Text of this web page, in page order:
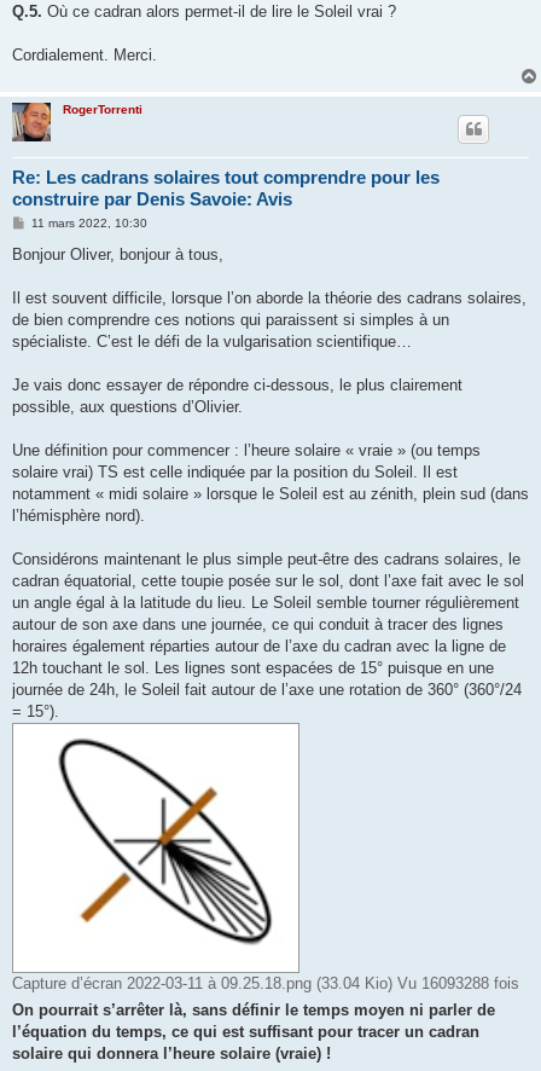
Q.5. Où ce cadran alors permet-il de lire le Soleil vrai ?
Cordialement. Merci.
RogerTorrenti
Re: Les cadrans solaires tout comprendre pour les
construire par Denis Savoie: Avis
M
s
g
11 mars 2022, 10:30
Bonjour Oliver, bonjour à tous,
Il est souvent difficile, lorsque l’on aborde la théorie des cadrans solaires,
de bien comprendre ces notions qui paraissent si simples à un
spécialiste. C’est le défi de la vulgarisation scientifique…
Je vais donc essayer de répondre ci-dessous, le plus clairement
possible, aux questions d’Olivier.
Une définition pour commencer : l’heure solaire « vraie » (ou temps
solaire vrai) TS est celle indiquée par la position du Soleil. Il est
notamment « midi solaire » lorsque le Soleil est au zénith, plein sud (dans
l’hémisphère nord).
Considérons maintenant le plus simple peut-être des cadrans solaires, le
cadran équatorial, cette toupie posée sur le sol, dont l’axe fait avec le sol
un angle égal à la latitude du lieu. Le Soleil semble tourner régulièrement
autour de son axe dans une journée, ce qui conduit à tracer des lignes
horaires également réparties autour de l’axe du cadran avec la ligne de
12h touchant le sol. Les lignes sont espacées de 15° puisque en une
journée de 24h, le Soleil fait autour de l’axe une rotation de 360° (360°/24
= 15°).
Capture d’écran 2022-03-11 à 09.25.18.png (33.04 Kio) Vu 16093288 fois
On pourrait s’arrêter là, sans définir le temps moyen ni parler de
l’équation du temps, ce qui est suffisant pour tracer un cadran
solaire qui donnera l’heure solaire (vraie) !